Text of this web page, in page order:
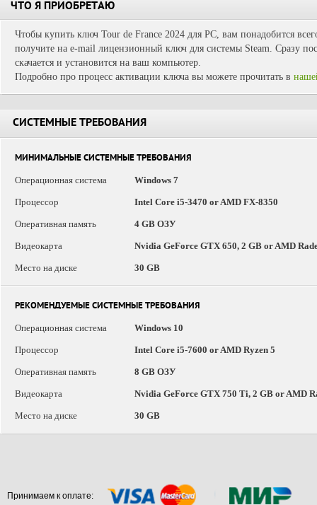
ЧТО Я ПРИОБРЕТАЮ
Чтобы купить ключ Tour de France 2024 для PC, вам понадобится
получите на e-mail лицензионный ключ для системы Steam. Сразу
скачается и установится на ваш компьютер.
Подробно про процесс активации ключа вы можете прочитать в
СИСТЕМНЫЕ ТРЕБОВАНИЯ
МИНИМАЛЬНЫЕ СИСТЕМНЫЕ ТРЕБОВАНИЯ
Операционная система
Windows 7
Процессор Intel Core i5-3470 or AMD FX-8350
Оперативная память 4 GB ОЗУ
Видеокарта Nvidia GeForce GTX 650, 2 GB or AMD
Место на диске 30 GB
РЕКОМЕНДУЕМЫЕ СИСТЕМНЫЕ ТРЕБОВАНИЯ
Операционная система
Windows 10
Процессор Intel Core i5-7600 or AMD Ryzen 5
Оперативная память 8 GB ОЗУ
Видеокарта Nvidia GeForce GTX 750 Ti, 2 GB or AMD
Место на диске 30 GB
Принимаем к оплате: